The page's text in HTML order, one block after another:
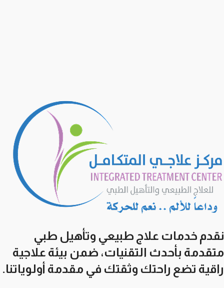
نقدم خدمات علاج طبيعي وتأهيل طبي
متقدمة بأحدث التقنيات، ضمن بيئة علاجية
راقية تضع راحتك وثقتك في مقدمة أولوياتنا.